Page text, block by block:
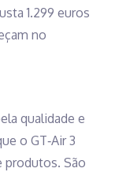
1.299 euros
no
qualidade e
o GT‑Air 3
produtos. São